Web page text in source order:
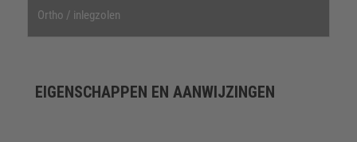
Ortho / inlegzolen
EIGENSCHAPPEN EN AANWIJZINGEN